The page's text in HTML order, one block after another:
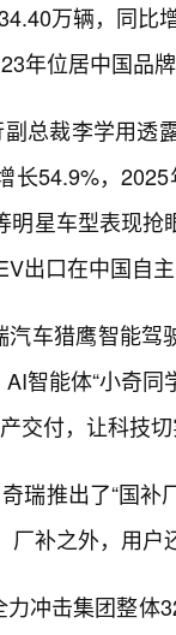
万辆，同
年位居中国品
总裁李学用透
长54.9%，
明星车型表现
出口在中国自
车猎鹰智能
智能体“小奇
交付，让科技
瑞推出了“国
厂补之外，用
冲击集团整体